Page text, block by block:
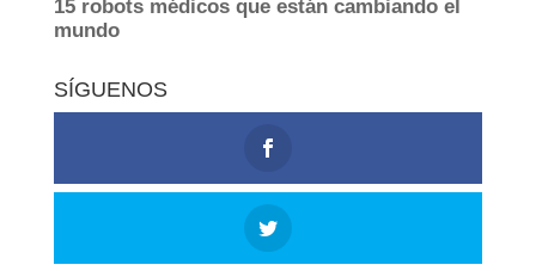
SÍGUENOS